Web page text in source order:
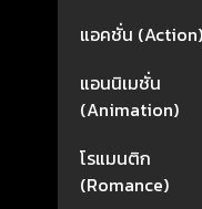
แอคชั่น (Action)
แอนนิเมชั่น
(Animation)
โรแมนติก
(Romance)